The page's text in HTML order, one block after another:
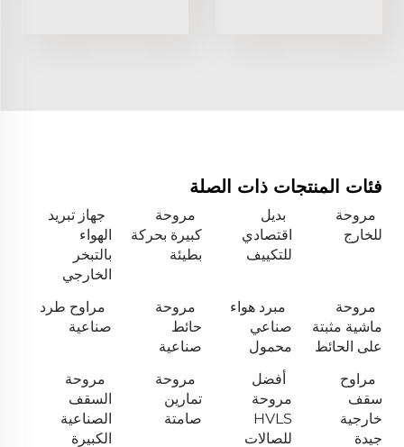
فئات المنتجات ذات الصلة
مروحة
للخارج
بديل
اقتصادي
للتكييف
مروحة
كبيرة بحركة
بطيئة
جهاز تبريد
الهواء
بالتبخر
الخارجي
مروحة
ماشية مثبتة
على الحائط
مبرد هواء
صناعي
محمول
مروحة
حائط
صناعية
مراوح طرد
صناعية
مراوح
سقف
خارجية
جيدة
أفضل
مروحة
HVLS
للصالات
مروحة
تمارين
صامتة
مروحة
السقف
الصناعية
الكبيرة